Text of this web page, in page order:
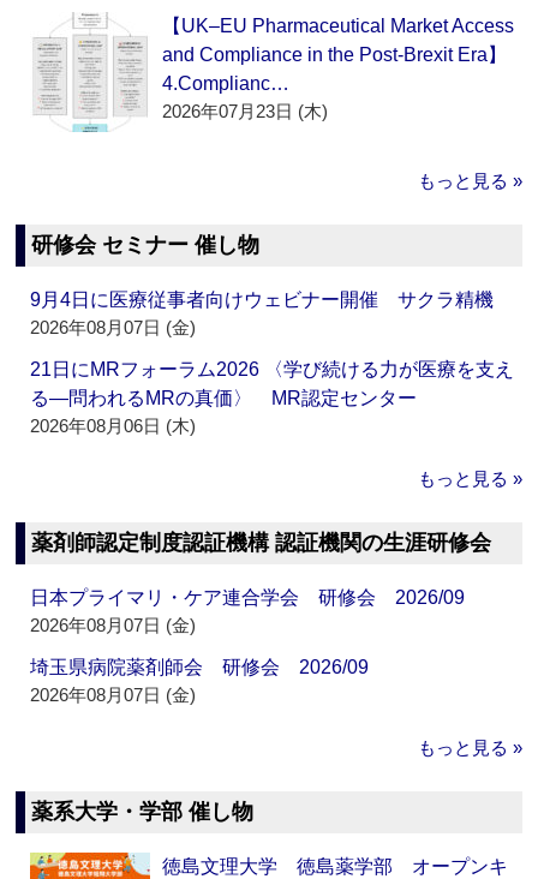
【UK–EU Pharmaceutical Market Access
and Compliance in the Post-Brexit Era】
4.Complianc…
2026年07月23日 (木)
もっと見る »
研修会 セミナー 催し物
9月4日に医療従事者向けウェビナー開催 サクラ精機
2026年08月07日 (金)
21日にMRフォーラム2026 〈学び続ける力が医療を支え
る―問われるMRの真価〉 MR認定センター
2026年08月06日 (木)
もっと見る »
薬剤師認定制度認証機構 認証機関の生涯研修会
日本プライマリ・ケア連合学会 研修会 2026/09
2026年08月07日 (金)
埼玉県病院薬剤師会 研修会 2026/09
2026年08月07日 (金)
もっと見る »
薬系大学・学部 催し物
徳島文理大学 徳島薬学部 オープンキ